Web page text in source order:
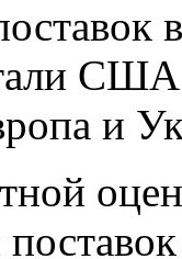
США
и